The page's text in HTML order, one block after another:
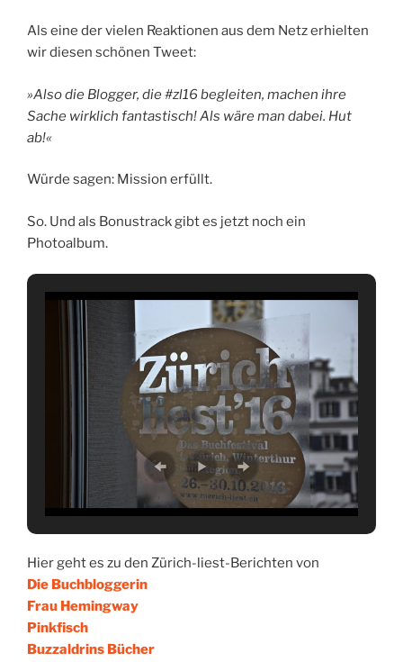
Als eine der vielen Reaktionen aus dem Netz erhielten
wir diesen schönen Tweet:
»Also die Blogger, die #zl16 begleiten, machen ihre
Sache wirklich fantastisch! Als wäre man dabei. Hut
ab!«
Würde sagen: Mission erfüllt.
So. Und als Bonustrack gibt es jetzt noch ein
Photoalbum.
Hier geht es zu den Zürich-liest-Berichten von
Die Buchbloggerin
Frau Hemingway
Pinkfisch
Buzzaldrins Bücher